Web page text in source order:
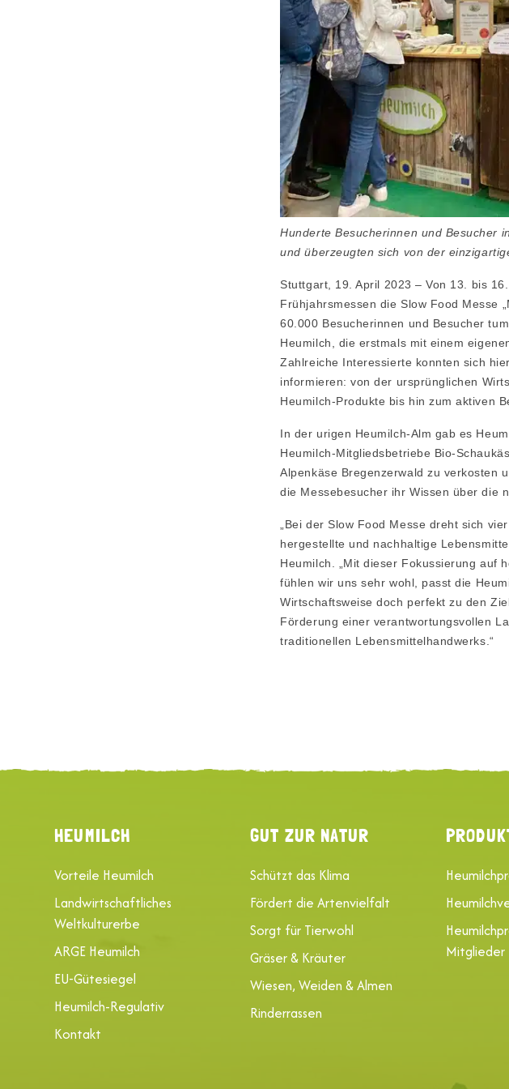
Hunderte Besucherinnen und Besucher
und überzeugten sich von der
Stuttgart, 19. April 2023 – Von 13. bis
Frühjahrsmessen die Slow Food Messe
60.000 Besucherinnen und Besucher
Heumilch, die erstmals mit einem
Zahlreiche Interessierte konnten sich
informieren: von der ursprünglichen
Heumilch-Produkte bis hin zum aktiven
In der urigen Heumilch-Alm gab es
Heumilch-Mitgliedsbetriebe Bio-
Alpenkäse Bregenzerwald zu verkosten
die Messebesucher ihr Wissen über die
„Bei der Slow Food Messe dreht sich
hergestellte und nachhaltige
Heumilch. „Mit dieser Fokussierung auf
fühlen wir uns sehr wohl, passt die
Wirtschaftsweise doch perfekt zu den
Förderung einer verantwortungsvollen
traditionellen Lebensmittelhandwerks.“
HEUMILCH
Vorteile Heumilch
Landwirtschaftliches
Weltkulturerbe
ARGE Heumilch
EU-Gütesiegel
Heumilch-Regulativ
Kontakt
GUT ZUR NATUR
Schützt das Klima
Fördert die Artenvielfalt
Sorgt für Tierwohl
Gräser & Kräuter
Wiesen, Weiden & Almen
Rinderrassen
Mitglieder